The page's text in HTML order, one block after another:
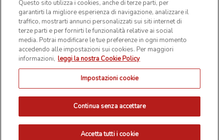
© 2019 Passepartout s.p.a. - c/o SM HUB - Via Consiglio dei
Sessanta 99, 47891 Dogana Repubblica di San Marino - Codice
Operatore Economico SM03473 - Iscrizione Registro Società n° 6210
del 6 agosto 2010 - Iscrizione Registro delle attività e-commerce n°
PRIVACY POLICY COOKIE POLICY
Questo sito utilizza i cookies, anche di terze parti, per
garantirti la migliore esperienza di navigazione, analizzare il
traffico, mostrarti annunci personalizzati sui siti internet di
terze parti e per fornirti le funzionalità relative ai social
media. Potrai modificare le tue preferenze in ogni momento
accedendo alle impostazioni sui cookies. Per maggiori
informazioni, leggi la nostra Cookie Policy
Impostazioni cookie
Continua senza accettare
Accetta tutti i cookie